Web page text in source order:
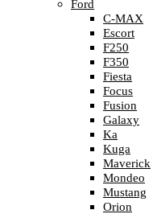
Ford
C-MAX
Escort
F250
F350
Fiesta
Focus
Fusion
Galaxy
Ka
Kuga
Maverick
Mondeo
Mustang
Orion